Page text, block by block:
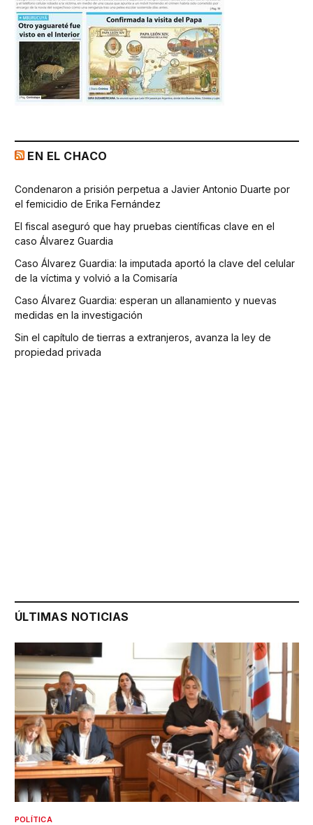
EN EL CHACO
Condenaron a prisión perpetua a Javier Antonio Duarte por
el femicidio de Erika Fernández
El fiscal aseguró que hay pruebas científicas clave en el
caso Álvarez Guardia
Caso Álvarez Guardia: la imputada aportó la clave del celular
de la víctima y volvió a la Comisaría
Caso Álvarez Guardia: esperan un allanamiento y nuevas
medidas en la investigación
Sin el capítulo de tierras a extranjeros, avanza la ley de
propiedad privada
ÚLTIMAS NOTICIAS
POLÍTICA